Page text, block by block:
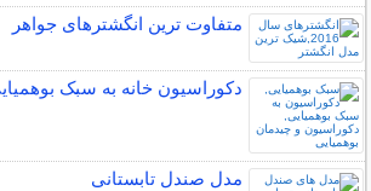
متفاوت ترین انگشترهای جواهر
دکوراسیون خانه به سبک
مدل صندل تابستانی